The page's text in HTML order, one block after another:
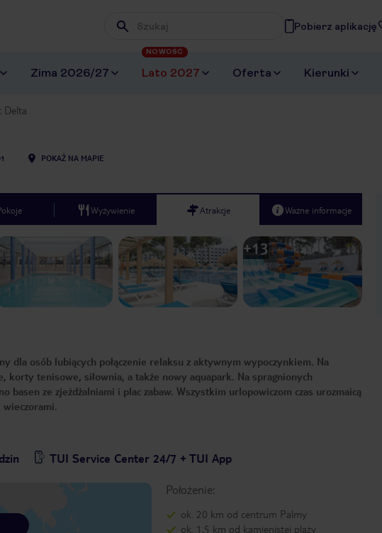
Wpisz frazę, której szukasz
Pobierz aplikację
Zima 2026/27 Lato 2027
NOWOŚĆ
Oferta Kierunki
Delta
POKAŻ NA MAPIE
Wyżywienie Atrakcje Ważne informacje
Next slide
1 /19
+13
dla osób lubiących połączenie relaksu z aktywnym wypoczynkiem. Na
tenisowe, siłownia, a także nowy aquapark. Na spragnionych
basen ze zjeżdżalniami i plac zabaw. Wszystkim urlopowiczom czas urozmaicą
TUI Service Center 24/7 + TUI App
Położenie:
ok. 20 km od centrum Palmy
ok. 1,5 km od kamienistej plaży